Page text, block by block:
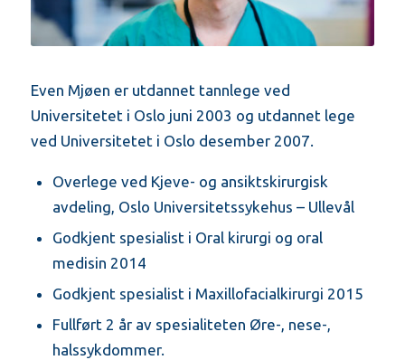
Even Mjøen er utdannet tannlege ved
Universitetet i Oslo juni 2003 og utdannet lege
ved Universitetet i Oslo desember 2007.
Overlege ved Kjeve- og ansiktskirurgisk
avdeling, Oslo Universitetssykehus – Ullevål
Godkjent spesialist i Oral kirurgi og oral
medisin 2014
Godkjent spesialist i Maxillofacialkirurgi 2015
Fullført 2 år av spesialiteten Øre-, nese-,
halssykdommer.